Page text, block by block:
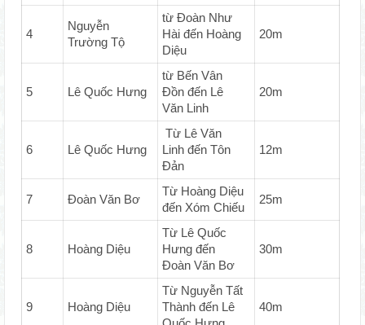
4
Nguyễn
Trường Tộ
từ Đoàn Như
Hài đến Hoàng
Diệu
20m
5 Lê Quốc Hưng
từ Bến Vân
Đồn đến Lê
Văn Linh
20m
6 Lê Quốc Hưng
Từ Lê Văn
Linh đến Tôn
Đản
12m
7 Đoàn Văn Bơ
Từ Hoàng Diệu
đến Xóm Chiếu
25m
8 Hoàng Diệu
Từ Lê Quốc
Hưng đến
Đoàn Văn Bơ
30m
9 Hoàng Diệu
Từ Nguyễn Tất
Thành đến Lê
40m